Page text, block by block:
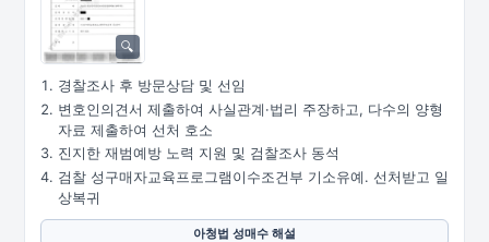
경찰조사 후 방문상담 및 선임
변호인의견서 제출하여 사실관계·법리 주장하고, 다수의 양형
자료 제출하여 선처 호소
진지한 재범예방 노력 지원 및 검찰조사 동석
검찰 성구매자교육프로그램이수조건부 기소유예. 선처받고 일
상복귀
아청법 성매수 해설